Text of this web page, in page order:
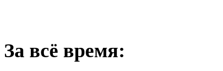
За всё время: